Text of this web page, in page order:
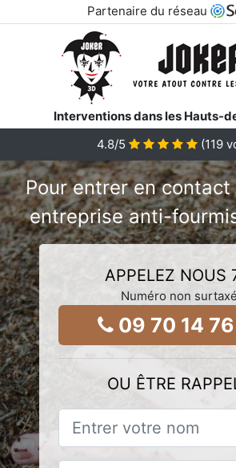
Partenaire du réseau
Interventions dans les Hauts-
4.8/5
(119
Pour entrer en
entreprise anti-
APPELEZ NOUS
Numéro non surtaxé
09 70 14 76
OU ÊTRE